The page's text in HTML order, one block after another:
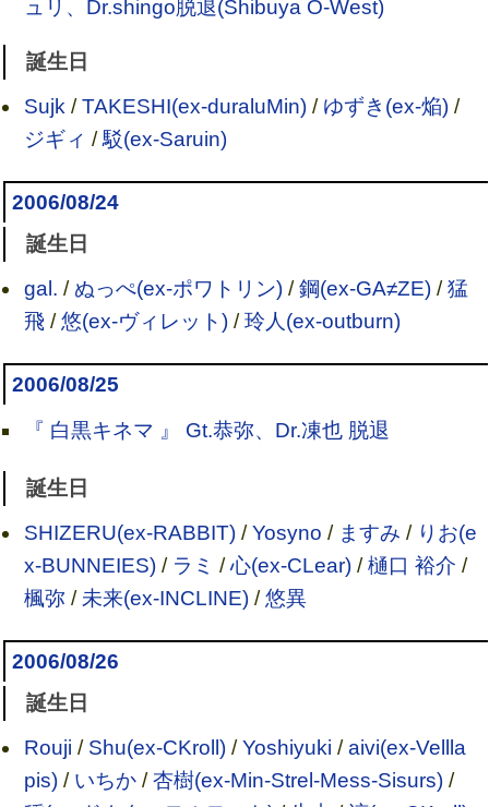
ュリ、Dr.shingo脱退(Shibuya O-West)
誕生日
Sujk /TAKESHI(ex-duraluMin)/ ゆずき(ex-焔)/
ジギィ /駁(ex-Saruin)
2006/08/24
誕生日
gal. / ぬっぺ(ex-ポワトリン)/鋼(ex-GA≠ZE)/猛
飛 /悠(ex-ヴィレット)/玲人(ex-outburn)
2006/08/25
『 白黒キネマ 』 Gt.恭弥、Dr.凍也 脱退
誕生日
SHIZERU(ex-RABBIT)/Yosyno / ますみ / りお(e
x-BUNNEIES)/ ラミ /心(ex-CLear)/樋口 裕介 /
楓弥 / 未来(ex-INCLINE)/悠異
2006/08/26
誕生日
Rouji / Shu(ex-CKroll)/Yoshiyuki /aivi(ex-Vellla
pis)/ いちか/杏樹(ex-Min-Strel-Mess-Sisurs)/